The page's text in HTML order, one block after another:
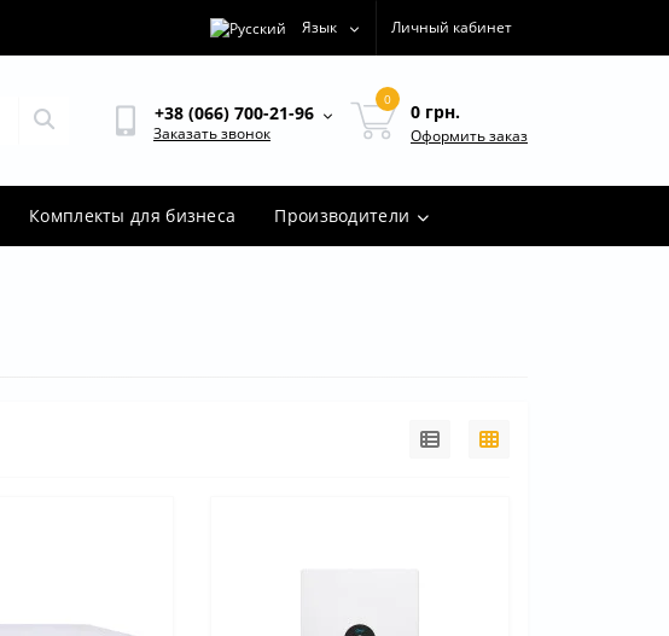
Язык Личный кабинет
+38 (066) 700-21-96
Заказать звонок
0
0 грн.
Оформить заказ
Комплекты для бизнеса Производители